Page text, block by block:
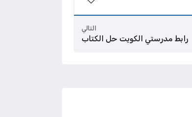
التالي
رابط مدرستي الكويت حل الكتاب